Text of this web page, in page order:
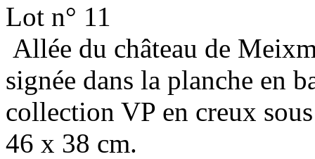
Lot n° 11
Allée du château de
signée dans la planche en
collection VP en creux
46 x 38 cm.